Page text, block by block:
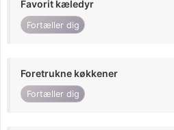
Favorit kæledyr
Fortæller dig
Foretrukne køkkener
Fortæller dig